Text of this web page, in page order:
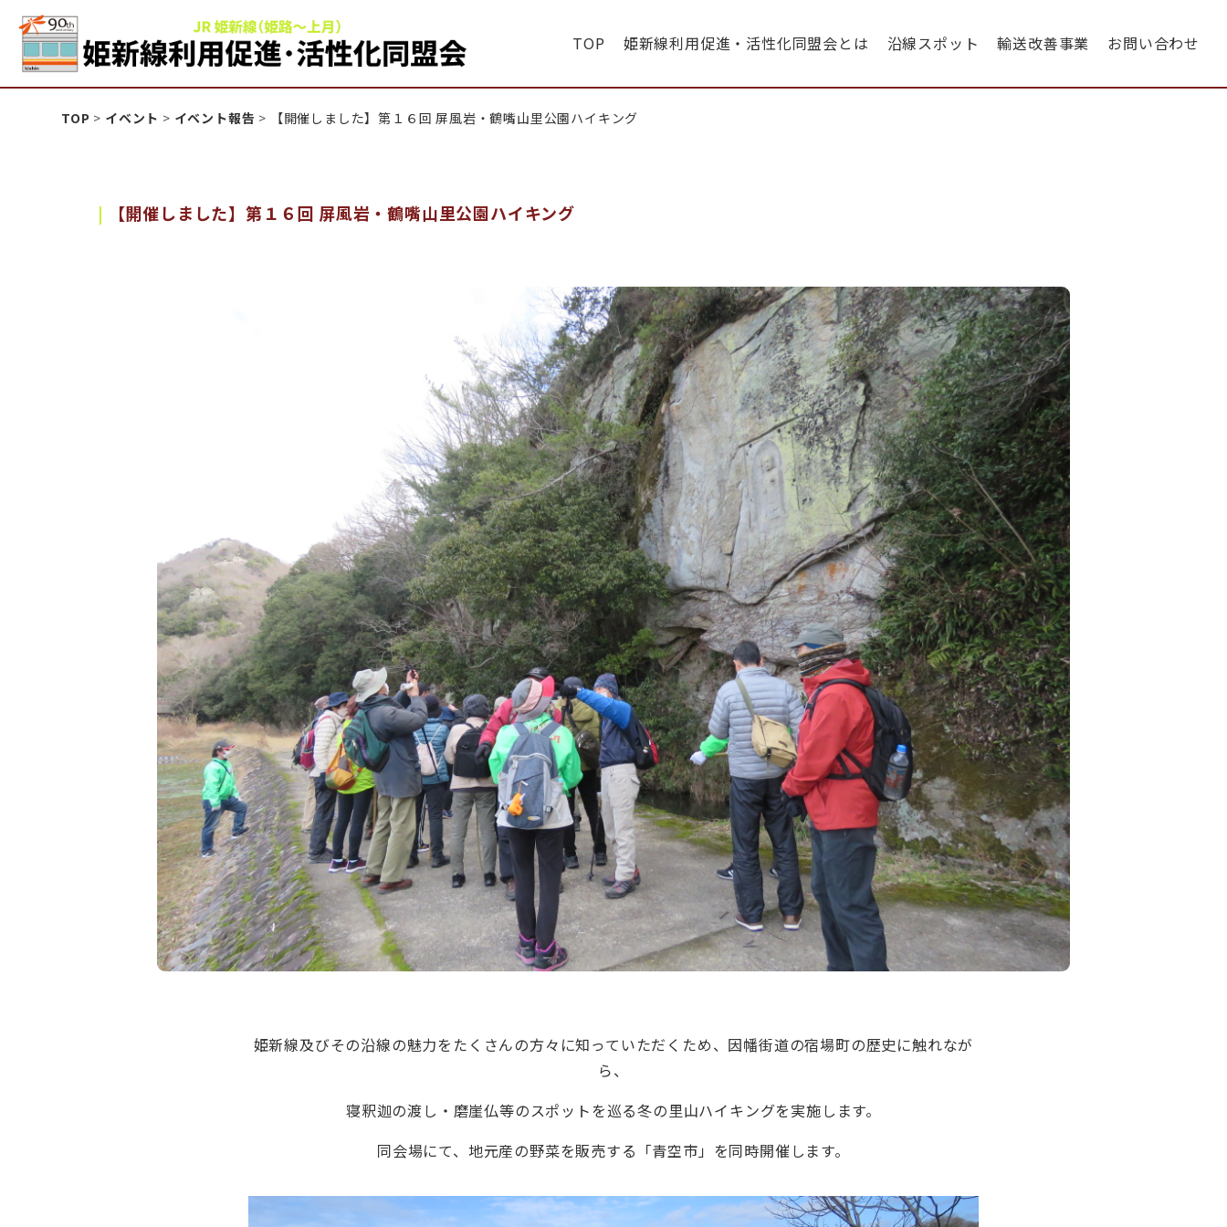
姫新線利用促進活性化・同盟会
TOP 姫新線利用促進・活性化同盟会とは 沿線スポット 輸送改善事業 お問い合わせ
TOP > イベント > イベント報告 > 【開催しました】第１６回 屏風岩・鶴嘴山里公園ハイキング
【開催しました】第１６回 屏風岩・鶴嘴山里公園ハイキング
姫新線及びその沿線の魅力をたくさんの方々に知っていただくため、因幡街道の宿場町の歴史に触れなが
ら、
寝釈迦の渡し・磨崖仏等のスポットを巡る冬の里山ハイキングを実施します。
同会場にて、地元産の野菜を販売する「青空市」を同時開催します。